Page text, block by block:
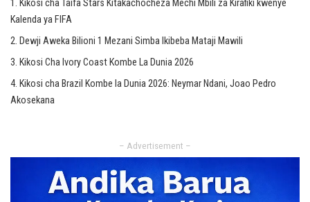
Kikosi cha Taifa Stars Kitakachocheza Mechi Mbili za Kirafiki kwenye
Kalenda ya FIFA
Dewji Aweka Bilioni 1 Mezani Simba Ikibeba Mataji Mawili
Kikosi Cha Ivory Coast Kombe La Dunia 2026
Kikosi cha Brazil Kombe la Dunia 2026: Neymar Ndani, Joao Pedro
Akosekana
– Advertisement –